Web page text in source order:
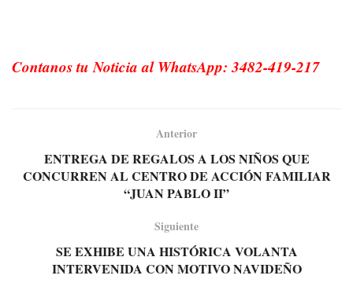
Contanos tu Noticia al WhatsApp: 3482-419-217
Anterior
ENTREGA DE REGALOS A LOS NIÑOS QUE
CONCURREN AL CENTRO DE ACCIÓN FAMILIAR
“JUAN PABLO II”
Siguiente
SE EXHIBE UNA HISTÓRICA VOLANTA
INTERVENIDA CON MOTIVO NAVIDEÑO